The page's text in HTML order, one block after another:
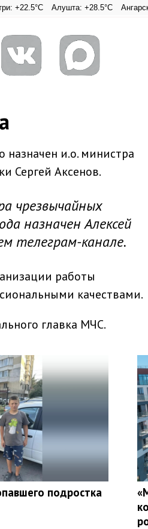
Алушта: +28.5°C Ангарский
и.о. министра
Сергей Аксенов.
чрезвычайных
назначен Алексей
телеграм-канале.
работы
качествами.
главка МЧС.
подростка